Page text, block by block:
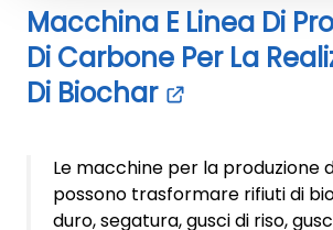
Macchina E Linea Di
Di Carbone Per La
Di Biochar
Le macchine per la produzione
possono trasformare rifiuti di
duro, segatura, gusci di riso,